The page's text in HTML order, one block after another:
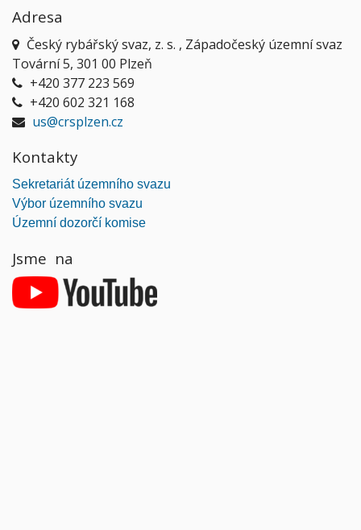
Adresa
Český rybářský svaz, z. s. , Západočeský územní svaz
Tovární 5, 301 00 Plzeň
+420 377 223 569
+420 602 321 168
us@crsplzen.cz
Kontakty
Sekretariát územního svazu
Výbor územního svazu
Územní dozorčí komise
Jsme na